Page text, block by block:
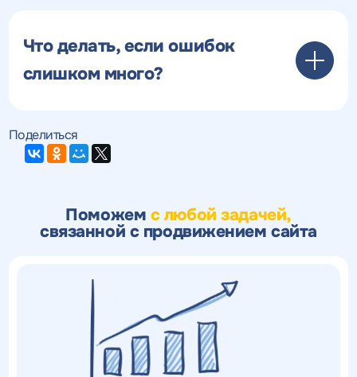
Что делать, если ошибок
слишком много?
Поделиться
Поможем с любой задачей,
связанной с продвижением сайта